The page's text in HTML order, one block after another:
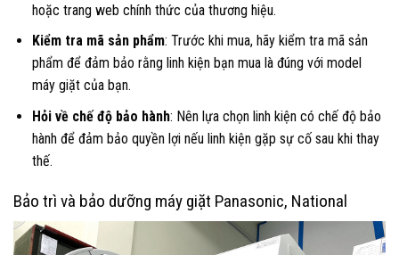
hoặc trang web chính thức của thương hiệu.
Kiểm tra mã sản phẩm: Trước khi mua, hãy kiểm tra mã sản
phẩm để đảm bảo rằng linh kiện bạn mua là đúng với model
máy giặt của bạn.
Hỏi về chế độ bảo hành: Nên lựa chọn linh kiện có chế độ bảo
hành để đảm bảo quyền lợi nếu linh kiện gặp sự cố sau khi thay
thế.
Bảo trì và bảo dưỡng máy giặt Panasonic, National